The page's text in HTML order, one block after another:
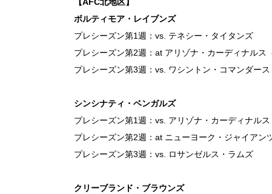
ボルティモア・レイブンズ
プレシーズン第1週：vs. テネシー・タイタンズ
プレシーズン第2週：at アリゾナ・カーディナルス
プレシーズン第3週：vs. ワシントン・コマンダース
シンシナティ・ベンガルズ
プレシーズン第1週：vs. アリゾナ・カーディナルス
プレシーズン第2週：at ニューヨーク・ジャイアン
プレシーズン第3週：vs. ロサンゼルス・ラムズ
クリーブランド・ブラウンズ